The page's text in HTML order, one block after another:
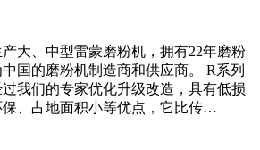
大、中型雷蒙磨粉机，拥有22年磨粉
国的磨粉机制造商和供应商。 R系列
我们的专家优化升级改造，具有低损
、占地面积小等优点，它比传…